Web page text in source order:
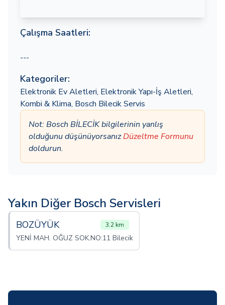
Çalışma Saatleri:
---
Kategoriler:
Elektronik Ev Aletleri, Elektronik Yapı-İş Aletleri,
Kombi & Klima, Bosch Bilecik Servis
Not: Bosch BİLECİK bilgilerinin yanlış
olduğunu düşünüyorsanızDüzeltme Formunu
doldurun.
Yakın Diğer Bosch Servisleri
BOZÜYÜK 3.2 km
YENİ MAH. OĞUZ SOK.NO:11 Bilecik